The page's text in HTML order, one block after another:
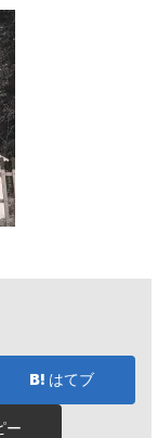
はてブ
ー